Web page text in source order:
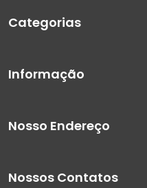
Categorias
Informação
Nosso Endereço
Nossos Contatos